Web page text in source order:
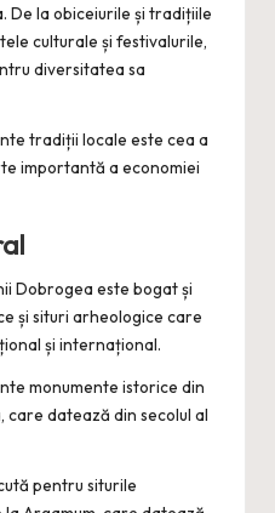
De la obiceiurile și tradițiile
culturale și festivalurile,
diversitatea sa
tradiții locale este cea a
importantă a economiei
Dobrogea este bogat și
și situri arheologice care
și internațional.
monumente istorice din
datează din secolul al
pentru siturile